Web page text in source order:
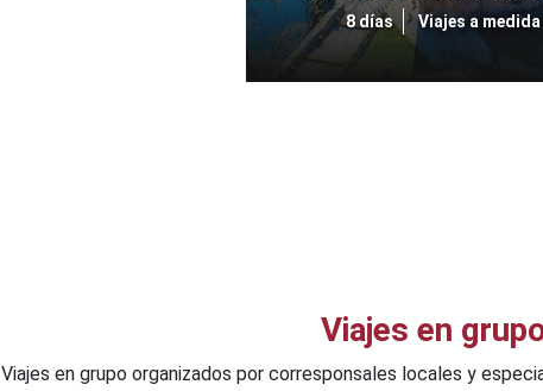
8 días Viajes a medida
Viajes en
Viajes en grupo organizados por corresponsales locales y